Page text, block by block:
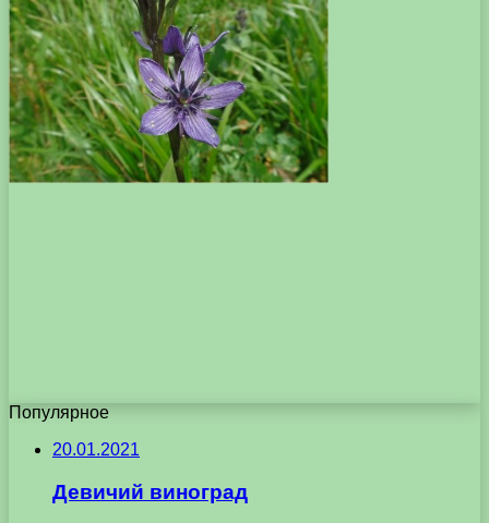
Популярное
20.01.2021
Девичий виноград